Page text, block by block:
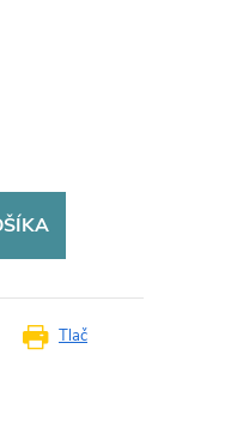
Tlač